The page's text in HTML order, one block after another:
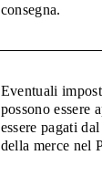
consegna.
Eventuali
possono essere
essere pagati
della merce nel